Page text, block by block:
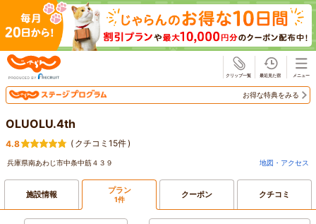
お得な特典をみる
OLUOLU.4th
4.8 ( クチコミ15件)
兵庫県南あわじ市中条中筋４３９ 地図・アクセス
施設情報 プラン
1件 クーポン クチコミ